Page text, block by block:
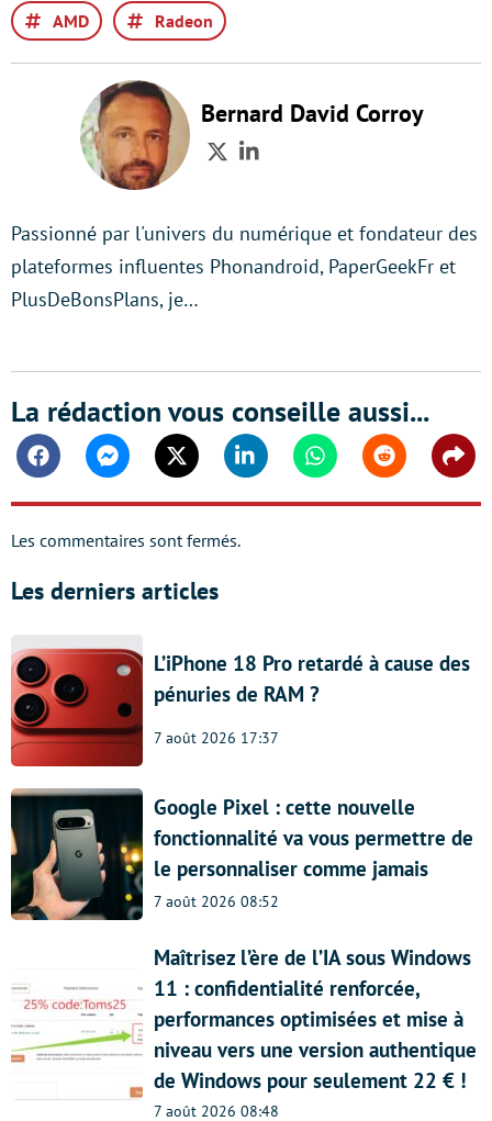
AMD Radeon
Bernard David Corroy
TwitterLinkedIn
Passionné par l'univers du numérique et fondateur des
plateformes influentes Phonandroid, PaperGeekFr et
PlusDeBonsPlans, je…
La rédaction vous conseille aussi...
FacebookMessengerTwitter Linkedin WhatsappReddit
Les commentaires sont fermés.
Les derniers articles
L’iPhone 18 Pro retardé à cause des
pénuries de RAM ?
7 août 2026 17:37
Google Pixel : cette nouvelle
fonctionnalité va vous permettre de
le personnaliser comme jamais
7 août 2026 08:52
Maîtrisez l’ère de l’IA sous Windows
11 : confidentialité renforcée,
performances optimisées et mise à
niveau vers une version authentique
de Windows pour seulement 22 € !
7 août 2026 08:48